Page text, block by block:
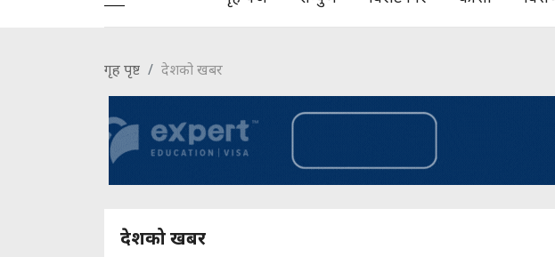
गृह पृष्ट देशको खबर
देशको खबर